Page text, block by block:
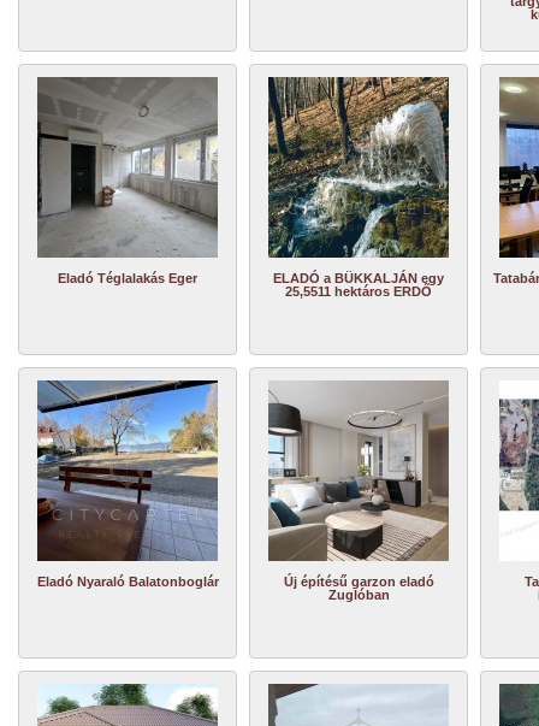
Eladó Téglalakás Eger
ELADÓ a BÜKKALJÁN egy
25,5511 hektáros ERDŐ
Eladó Nyaraló Balatonboglár
Új építésű garzon eladó
Zuglóban